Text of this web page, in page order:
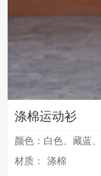
涤棉运动衫
颜色：白色、藏蓝
材质：
涤棉